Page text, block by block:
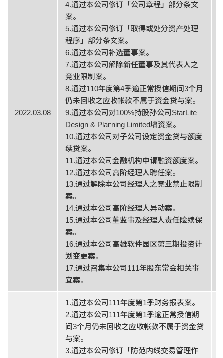
2022.03.08
4.通过本公司修订「公司章程」部分条文
案。
5.通过本公司修订「取得或处分资产处理
程序」部分条文案。
6.通过本公司补选董事案。
7.通过本公司解除新任董事及其代表人之
竞业限制案。
8.通过110年度第4季逾正常授信期间3个月
仍未回收之应收帐款不属于资金贷与案。
9.通过本公司对100%持股孙公司StarLite
Design & Planning Limited增资案。
10.通过本公司对子公司设定资金贷与额度
续贷案。
11.通过本公司金融机构申请融资额度案。
12.通过本公司高阶经理人聘任案。
13.通过解除本公司经理人之竞业禁止限制
案。
14.通过本公司高阶经理人异动案。
15.通过本公司董监事及经理人责任险续保
案。
16.通过本公司高雄软件园区第三期投资计
划变更案。
17.通过召集本公司111年股东常会相关事
宜案。
1.通过本公司111年度第1季财务报表案。
2.通过本公司111年度第1季逾正常授信期
间3个月仍未回收之应收帐款不属于资金贷
与案。
3.通过本公司修订「防范内线交易管理作